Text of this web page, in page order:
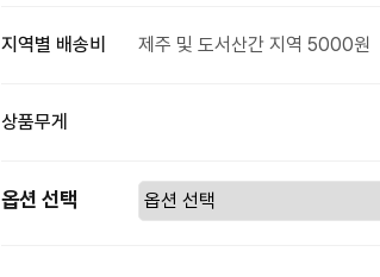
지역별 배송비 제주 및 도서산간 지역 5000원
상품무게
옵션 선택